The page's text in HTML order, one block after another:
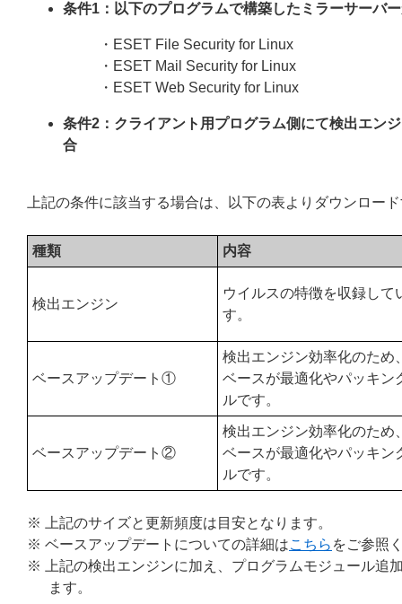
条件1：以下のプログラムで構築したミラーサーバ
・ESET File Security for Linux
・ESET Mail Security for Linux
・ESET Web Security for Linux
条件2：クライアント用プログラム側にて検出エン
合
上記の条件に該当する場合は、以下の表よりダウンロー
種類 内容
検出エンジン
ウイルスの特徴を収録して
す。
ベースアップデート①
検出エンジン効率化のため
ベースが最適化やパッキン
ルです。
ベースアップデート②
検出エンジン効率化のため
ベースが最適化やパッキン
ルです。
※ 上記のサイズと更新頻度は目安となります。
※ ベースアップデートについての詳細はこちら をご参照
※ 上記の検出エンジンに加え、プログラムモジュール追
ます。